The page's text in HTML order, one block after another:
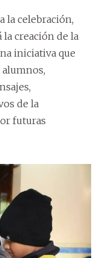
la celebración,
creación de la
iniciativa que
de la
futuras